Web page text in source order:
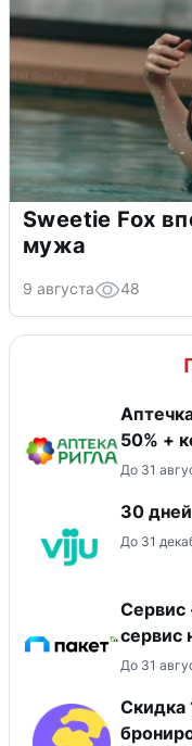
Sweetie Fox
мужа
9 августа 48
50% +
До 31
30
До 31
Сервис
сервис
До 31
Скидка